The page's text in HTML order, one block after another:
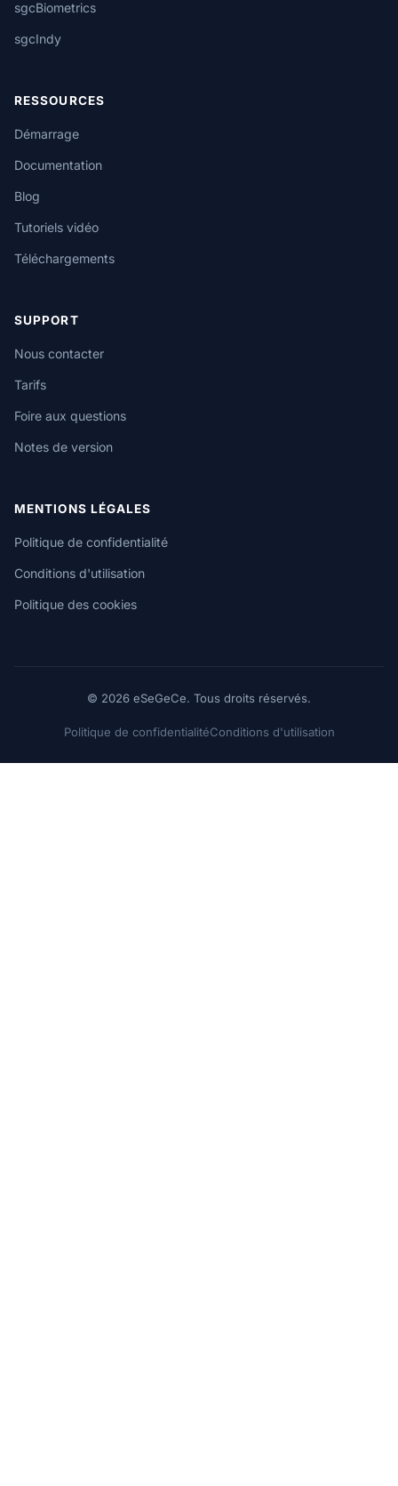
sgcBiometrics
sgcIndy
RESSOURCES
Démarrage
Documentation
Blog
Tutoriels vidéo
Téléchargements
SUPPORT
Nous contacter
Tarifs
Foire aux questions
Notes de version
MENTIONS LÉGALES
Politique de confidentialité
Conditions d'utilisation
Politique des cookies
© 2026 eSeGeCe. Tous droits réservés.
Politique de confidentialitéConditions d'utilisation